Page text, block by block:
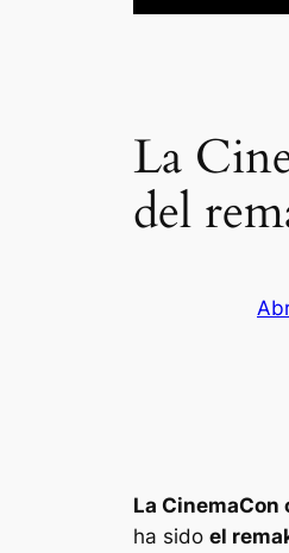
La
del
La CinemaCon
ha sido el